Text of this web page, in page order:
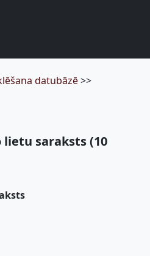
datubāzē>>
saraksts (10